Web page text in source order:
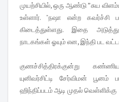
முயற்சியில், ஒரு ஆண்டு ”சுய
உள்ளார். "நஷா என்ற கவர்ச்சி
கிடைத்துள்ளது. இதை
நாடகங்கள் ஓயும் என, இந்தி பட
குணச்சித்திரக்குன்று
யுனிவர்சிட்டி சேர்விமன்
ஹிந்திப்படம் ஆடி முதல் வெள்ளிக்கு